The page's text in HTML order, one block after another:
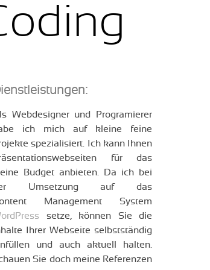
Webdesigner und Programierer
ich mich auf kleine feine
spezialisiert. Ich kann Ihnen
für das
Budget anbieten. Da ich bei
Umsetzung auf das
Management System
setze, können Sie die
Ihrer Webseite selbstständig
und auch aktuell halten.
Sie doch meine Referenzen